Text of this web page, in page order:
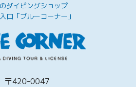
ダイビングショップ
口「ブルーコーナー」
〒420-0047